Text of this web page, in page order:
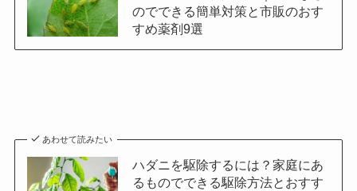
のでできる簡単対策と市販のおす
すめ薬剤9選
あわせて読みたい
ハダニを駆除するには？家庭にあ
るものでできる駆除方法とおすす